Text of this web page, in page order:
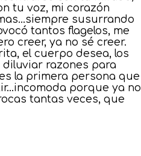
tu voz, mi corazón
susurrando
tantos flagelos, me
creer, ya no sé creer.
el cuerpo desea, los
diluviar razones para
la primera persona que
porque ya no
tantas veces, que